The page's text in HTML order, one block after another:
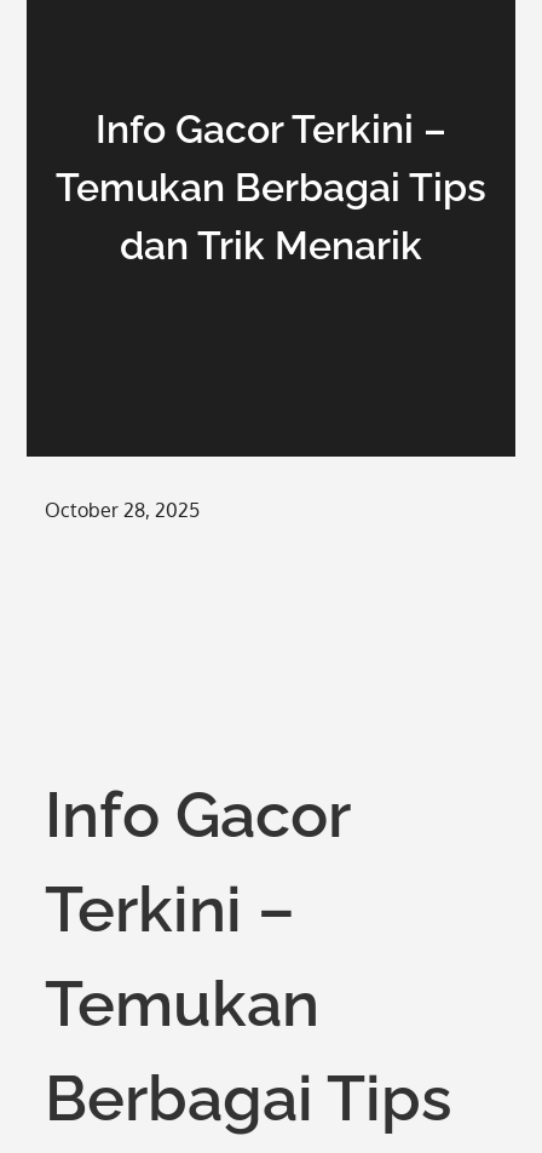
Info Gacor Terkini –
Temukan Berbagai Tips
dan Trik Menarik
Posted
October 28, 2025
Info Gacor
Terkini –
Temukan
Berbagai Tips